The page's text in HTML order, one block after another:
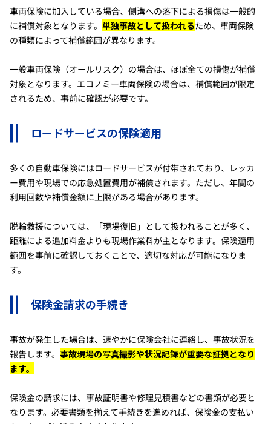
車両保険に加入している場合、側溝への落下による損傷は一般的
に補償対象となります。 単独事故として扱われるため、車両保険
の種類によって補償範囲が異なります。
一般車両保険（オールリスク）の場合は、ほぼ全ての損傷が補償
対象となります。エコノミー車両保険の場合は、補償範囲が限定
されるため、事前に確認が必要です。
ロードサービスの保険適用
多くの自動車保険にはロードサービスが付帯されており、レッカ
ー費用や現場での応急処置費用が補償されます。ただし、年間の
利用回数や補償金額に上限がある場合があります。
脱輪救援については、「現場復旧」として扱われることが多く、
距離による追加料金よりも現場作業料が主となります。保険適用
範囲を事前に確認しておくことで、適切な対応が可能になりま
す。
保険金請求の手続き
事故が発生した場合は、速やかに保険会社に連絡し、事故状況を
報告します。 事故現場の写真撮影や状況記録が重要な証拠となり
ます。
保険金の請求には、事故証明書や修理見積書などの書類が必要と
なります。必要書類を揃えて手続きを進めれば、保険金の支払い